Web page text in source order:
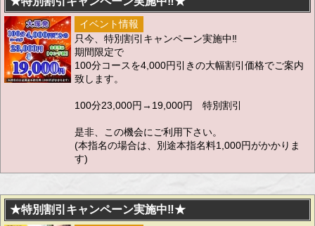
イベント情報
只今、特別割引キャンペーン実施中‼
期間限定で
100分コースを4,000円引きの大幅割引価格でご案内
致します。
100分23,000円→19,000円 特別割引
是非、この機会にご利用下さい。
(本指名の場合は、別途本指名料1,000円がかかりま
す)
★特別割引キャンペーン実施中‼★